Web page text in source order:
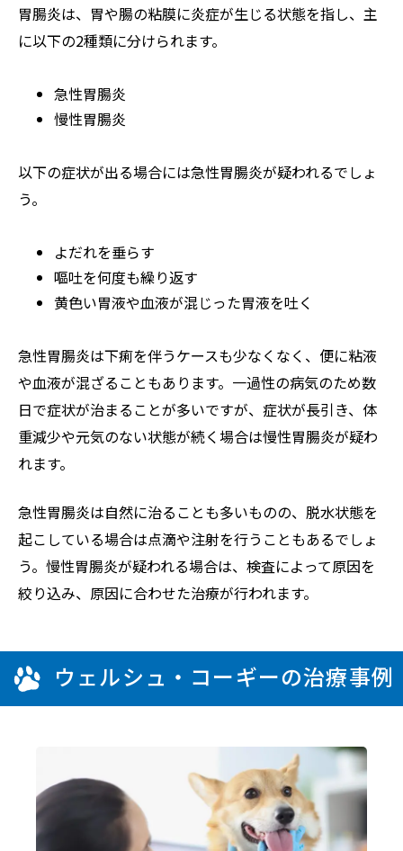
胃腸炎は、胃や腸の粘膜に炎症が生じる状態を指し、主
に以下の2種類に分けられます。
急性胃腸炎
慢性胃腸炎
以下の症状が出る場合には急性胃腸炎が疑われるでしょ
う。
よだれを垂らす
嘔吐を何度も繰り返す
黄色い胃液や血液が混じった胃液を吐く
急性胃腸炎は下痢を伴うケースも少なくなく、便に粘液
や血液が混ざることもあります。一過性の病気のため数
日で症状が治まることが多いですが、症状が長引き、体
重減少や元気のない状態が続く場合は慢性胃腸炎が疑わ
れます。
急性胃腸炎は自然に治ることも多いものの、脱水状態を
起こしている場合は点滴や注射を行うこともあるでしょ
う。慢性胃腸炎が疑われる場合は、検査によって原因を
絞り込み、原因に合わせた治療が行われます。
ウェルシュ・コーギーの治療事例